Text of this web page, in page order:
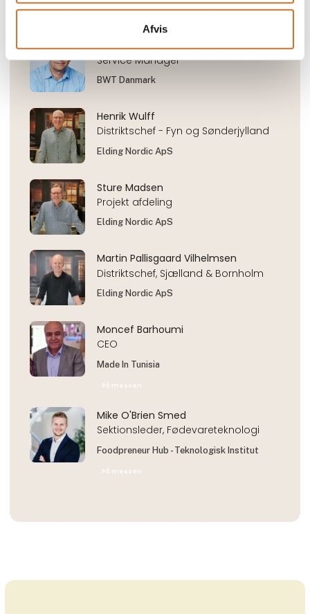
Afvis
Ken Jørgensen
Service Manager
BWT Danmark
Henrik Wulff
Distriktschef - Fyn og Sønderjylland
Elding Nordic ApS
Sture Madsen
Projekt afdeling
Elding Nordic ApS
Martin Pallisgaard Vilhelmsen
Distriktschef, Sjælland & Bornholm
Elding Nordic ApS
Moncef Barhoumi
CEO
Made In Tunisia
På messen
Mike O'Brien Smed
Sektionsleder, Fødevareteknologi
Foodpreneur Hub - Teknologisk Institut
På messen